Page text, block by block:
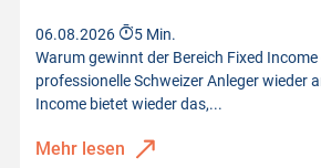
06.08.2026
5 Min.
Warum gewinnt der Bereich Fixed
professionelle Schweizer Anleger wieder
Income bietet wieder das,...
Mehr lesen